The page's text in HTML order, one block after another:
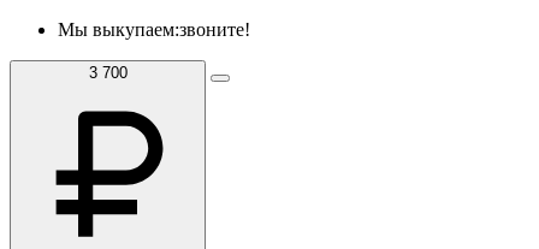
Мы выкупаем:звоните!
3 700